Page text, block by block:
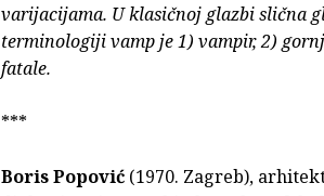
varijacijama. U klasičnoj glazbi slična
terminologiji vamp je 1) vampir, 2)
fatale.
***
Boris Popović (1970. Zagreb),